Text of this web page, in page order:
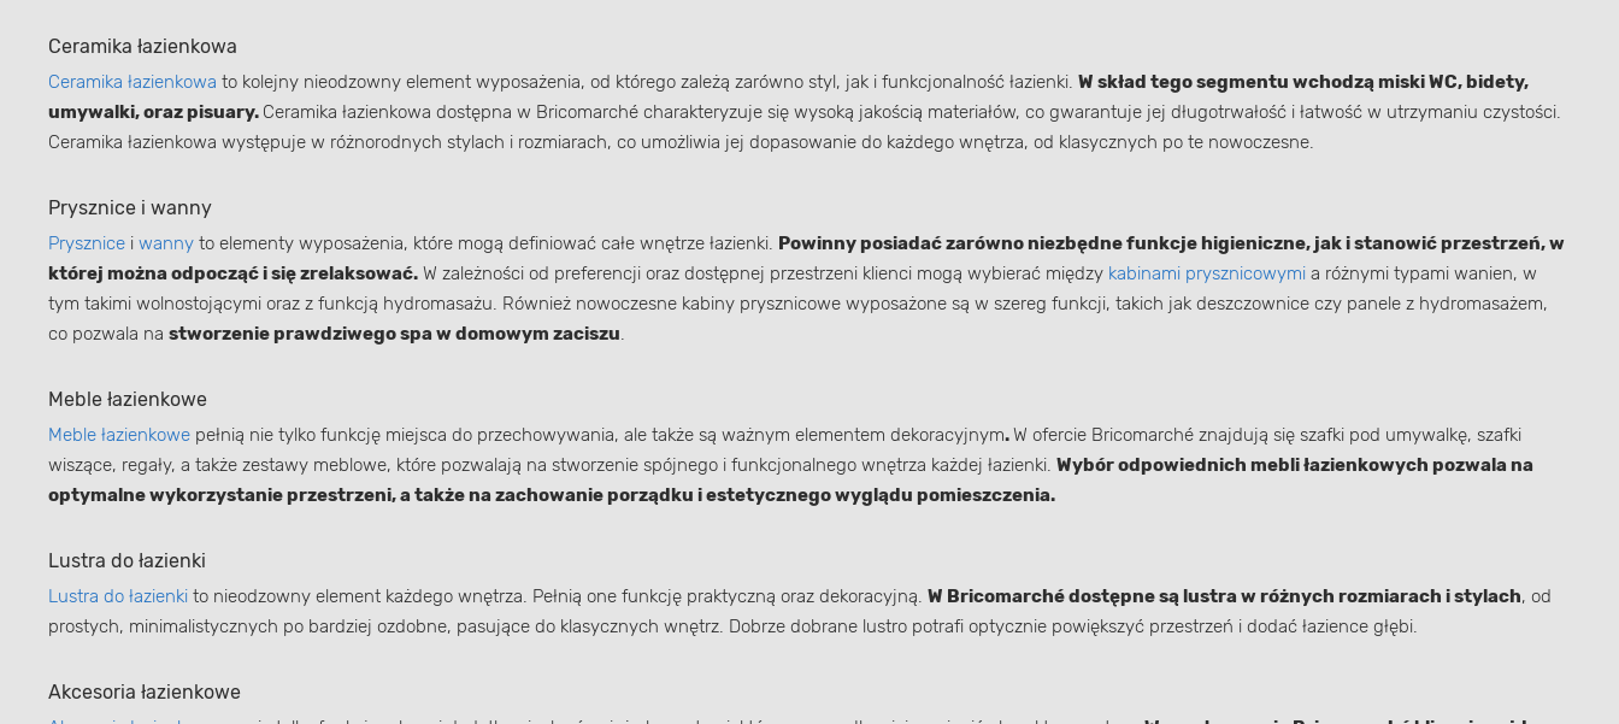
Ceramika łazienkowa
Ceramika łazienkowa to kolejny nieodzowny element wyposażenia, od którego zależą zarówno styl, jak i funkcjonalność łazienki. W skład tego segmentu wchodzą miski WC, bidety,
umywalki, oraz pisuary. Ceramika łazienkowa dostępna w Bricomarché charakteryzuje się wysoką jakością materiałów, co gwarantuje jej długotrwałość i łatwość w utrzymaniu czystości.
Ceramika łazienkowa występuje w różnorodnych stylach i rozmiarach, co umożliwia jej dopasowanie do każdego wnętrza, od klasycznych po te nowoczesne.
Prysznice i wanny
Prysznice i wanny to elementy wyposażenia, które mogą definiować całe wnętrze łazienki. Powinny posiadać zarówno niezbędne funkcje higieniczne, jak i stanowić przestrzeń, w
której można odpocząć i się zrelaksować. W zależności od preferencji oraz dostępnej przestrzeni klienci mogą wybierać między kabinami prysznicowymi a różnymi typami wanien, w
tym takimi wolnostojącymi oraz z funkcją hydromasażu. Również nowoczesne kabiny prysznicowe wyposażone są w szereg funkcji, takich jak deszczownice czy panele z hydromasażem,
co pozwala na stworzenie prawdziwego spa w domowym zaciszu.
Meble łazienkowe
Meble łazienkowe pełnią nie tylko funkcję miejsca do przechowywania, ale także są ważnym elementem dekoracyjnym.W ofercie Bricomarché znajdują się szafki pod umywalkę, szafki
wiszące, regały, a także zestawy meblowe, które pozwalają na stworzenie spójnego i funkcjonalnego wnętrza każdej łazienki. Wybór odpowiednich mebli łazienkowych pozwala na
optymalne wykorzystanie przestrzeni, a także na zachowanie porządku i estetycznego wyglądu pomieszczenia.
Lustra do łazienki
Lustra do łazienki to nieodzowny element każdego wnętrza. Pełnią one funkcję praktyczną oraz dekoracyjną. W Bricomarché dostępne są lustra w różnych rozmiarach i stylach, od
prostych, minimalistycznych po bardziej ozdobne, pasujące do klasycznych wnętrz. Dobrze dobrane lustro potrafi optycznie powiększyć przestrzeń i dodać łazience głębi.
Akcesoria łazienkowe